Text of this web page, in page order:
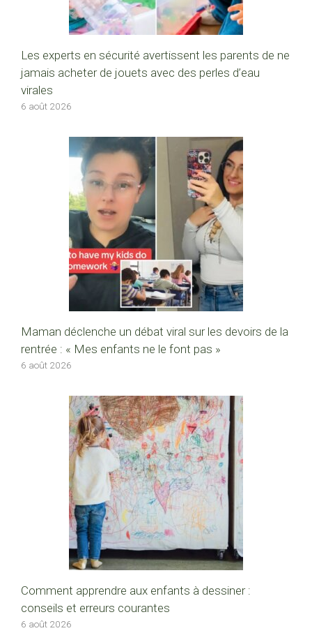
Les experts en sécurité avertissent les parents de ne
jamais acheter de jouets avec des perles d’eau
virales
6 août 2026
Maman déclenche un débat viral sur les devoirs de la
rentrée : « Mes enfants ne le font pas »
6 août 2026
Comment apprendre aux enfants à dessiner :
conseils et erreurs courantes
6 août 2026